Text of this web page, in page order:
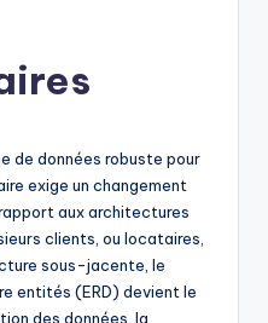
de données robuste pour
exige un changement
aux architectures
clients, ou locataires,
sous-jacente, le
entités (ERD) devient le
des données, la